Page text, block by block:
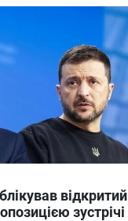
відкритий
зустрічі